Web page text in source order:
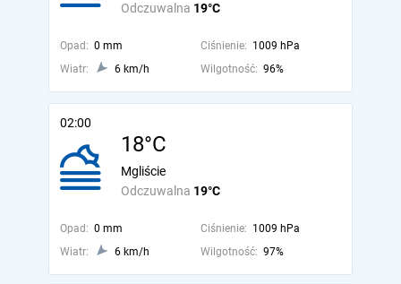
Odczuwalna 19°C
Opad: 0 mm Ciśnienie: 1009 hPa
Wiatr:
6 km/h Wilgotność: 96%
02:00
18°C
Odczuwalna 19°C
Mgliście
Opad: 0 mm Ciśnienie: 1009 hPa
Wiatr:
6 km/h Wilgotność: 97%